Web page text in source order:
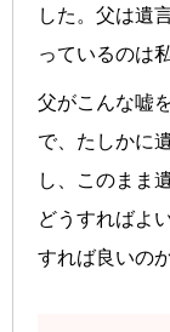
した。父は遺
っているのは
父がこんな嘘
で、たしかに
し、このまま
どうすればよ
すれば良いの